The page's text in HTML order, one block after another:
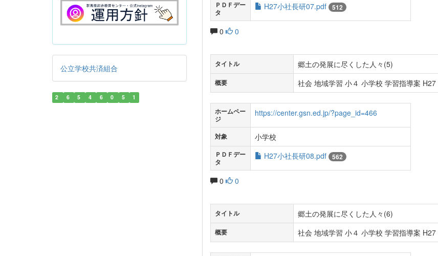
ＰＤＦデー
タ
H27小社長研07.pdf 512
0 0
タイトル 郷土の発展に尽くした人々(5)
概要 社会 地域学習 小４ 小学校 学習指導案 H27
ホームペー
ジ
https://center.gsn.ed.jp/?page_id=466
対象 小学校
ＰＤＦデー
タ
H27小社長研08.pdf 562
0 0
タイトル 郷土の発展に尽くした人々(6)
概要 社会 地域学習 小４ 小学校 学習指導案 H27
公立学校共済組合
2 6 5 4 6 0 5 1